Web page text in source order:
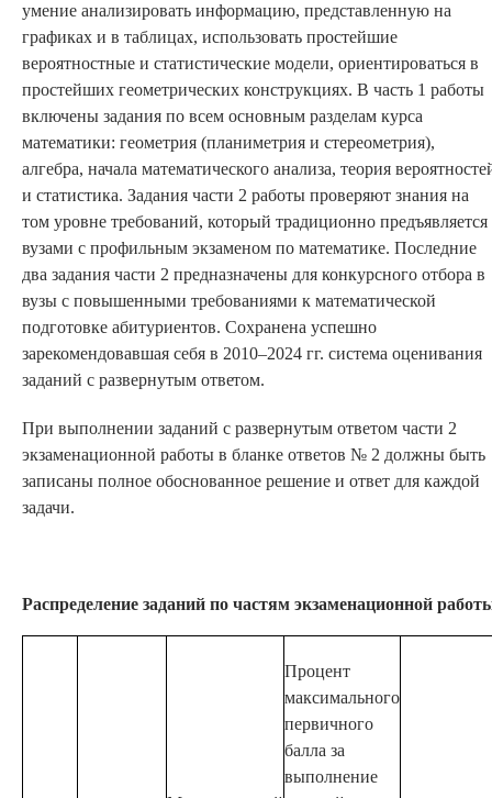
умение анализировать информацию, представленную на
графиках и в таблицах, использовать простейшие
вероятностные и статистические модели, ориентироваться в
простейших геометрических конструкциях. В часть 1 работы
включены задания по всем основным разделам курса
математики: геометрия (планиметрия и стереометрия),
алгебра, начала математического анализа, теория
и статистика. Задания части 2 работы проверяют знания на
том уровне требований, который традиционно предъявляется
вузами с профильным экзаменом по математике. Последние
два задания части 2 предназначены для конкурсного отбора в
вузы с повышенными требованиями к математической
подготовке абитуриентов. Сохранена успешно
зарекомендовавшая себя в 2010–2024 гг. система оценивания
заданий с развернутым ответом.
При выполнении заданий с развернутым ответом части 2
экзаменационной работы в бланке ответов № 2 должны быть
записаны полное обоснованное решение и ответ для каждой
задачи.
Распределение заданий по частям экзаменационной
Процент
максимального
первичного
балла за
выполнение